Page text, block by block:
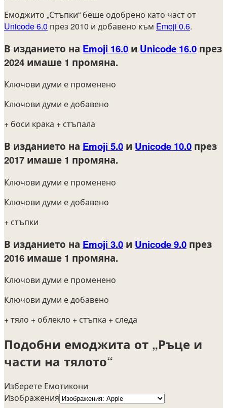
Емоджито „Стъпки“ беше одобрено като част от
Unicode 6.0 през 2010 и добавено към Emoji 0.6.
В изданието на Emoji 16.0 и Unicode 16.0 през
2024 имаше 1 промяна.
Ключови думи е променено
Ключови думи е добавено
+ боси крака + стъпала
В изданието на Emoji 5.0 и Unicode 10.0 през
2017 имаше 1 промяна.
Ключови думи е променено
Ключови думи е добавено
+ стъпки
В изданието на Emoji 3.0 и Unicode 9.0 през
2016 имаше 1 промяна.
Ключови думи е променено
Ключови думи е добавено
+ тяло + облекло + стъпка + следа
Подобни емоджита от „Ръце и
части на тялото“
Изберете Емотикони
Изображения